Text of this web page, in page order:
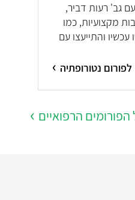
גב' רעות דביר,
מקצועיות, כמו
והתייעצו עם
לפורום נטורופתיה
הפורומים הרפואיים